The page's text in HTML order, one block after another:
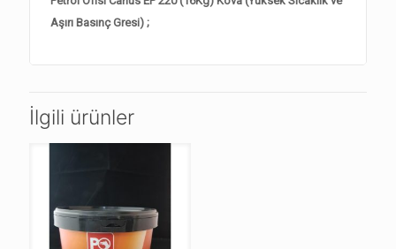
Aşırı Basınç Gresi) ;
İlgili ürünler